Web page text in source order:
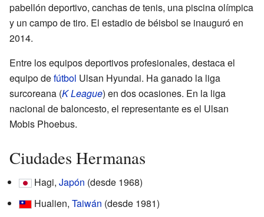
pabellón deportivo, canchas de tenis, una piscina olímpica
y un campo de tiro. El estadio de béisbol se inauguró en
2014.
Entre los equipos deportivos profesionales, destaca el
equipo defútbol Ulsan Hyundai. Ha ganado la liga
surcoreana (K League) en dos ocasiones. En la liga
nacional de baloncesto, el representante es el Ulsan
Mobis Phoebus.
Ciudades Hermanas
Hagi, Japón (desde 1968)
Hualien, Taiwán (desde 1981)